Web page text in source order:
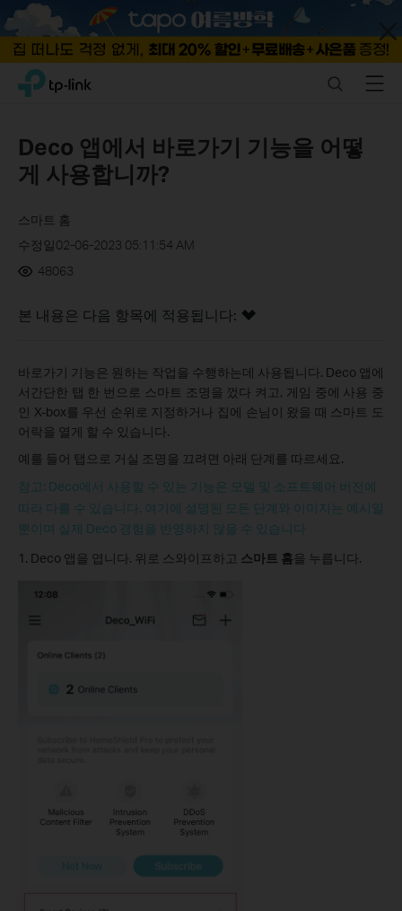
Click
navigation
TP-Link, Reliably Smart SearchMenu
Deco 앱에서 바로가기 기능을 어떻
게 사용합니까?
스마트 홈
수정일02-06-2023 05:11:54 AM
48063
본 내용은 다음 항목에 적용됩니다:
바로가기 기능은 원하는 작업을 수행하는데 사용됩니다. Deco 앱에
서간단한 탭 한 번으로 스마트 조명을 껐다 켜고, 게임 중에 사용 중
인 X-box를 우선 순위로 지정하거나 집에 손님이 왔을 때 스마트 도
어락을 열게 할 수 있습니다.
예를 들어 탭으로 거실 조명을 끄려면 아래 단계를 따르세요.
참고: Deco에서 사용할 수 있는 기능은 모델 및 소프트웨어 버전에
따라 다를 수 있습니다. 여기에 설명된 모든 단계와 이미지는 예시일
뿐이며 실제 Deco 경험을 반영하지 않을 수 있습니다
1. Deco 앱을 엽니다. 위로 스와이프하고 스마트 홈을 누릅니다.